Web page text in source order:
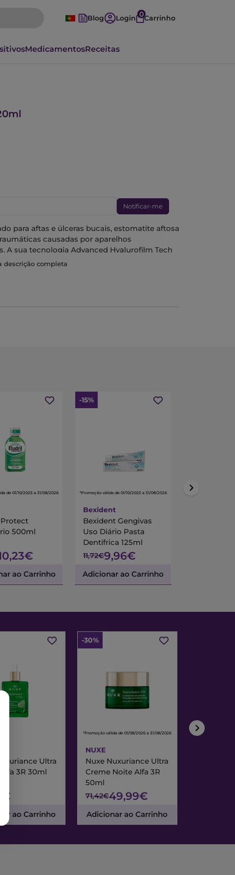
Blog Login 0Carrinho
MedicamentosReceitas
Notificar-me
para aftas e úlceras bucais, estomatite aftosa
causadas por aparelhos
A sua tecnologia Advanced Hyalurofilm Tech
desde a primeira aplicação, uma vez que
descrição completa
de 01/10/2025 a 31/08/2026
500ml
ao Carrinho
-15%
*Promoção válida de 01/10/2025 a 31/08/2026
Bexident
Bexident Gengivas
Uso Diário Pasta
Dentífrica 125ml
11,72€9,96€
Adicionar ao Carrinho
*Promoção válida de
Ultra
Alfa 3R 30ml
ao Carrinho
-30%
*Promoção válida de 01/08/2026 a 31/08/2026
NUXE
Nuxe Nuxuriance Ultra
Creme Noite Alfa 3R
50ml
71,42€49,99€
Adicionar ao Carrinho
*Promoção válida